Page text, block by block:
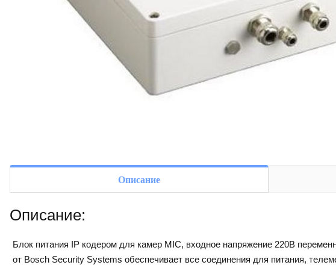
Описание
Описание:
Блок питания IP кодером для камер MIC, входное напряжение 220В
от Bosch Security Systems обеспечивает все соединения для питания,